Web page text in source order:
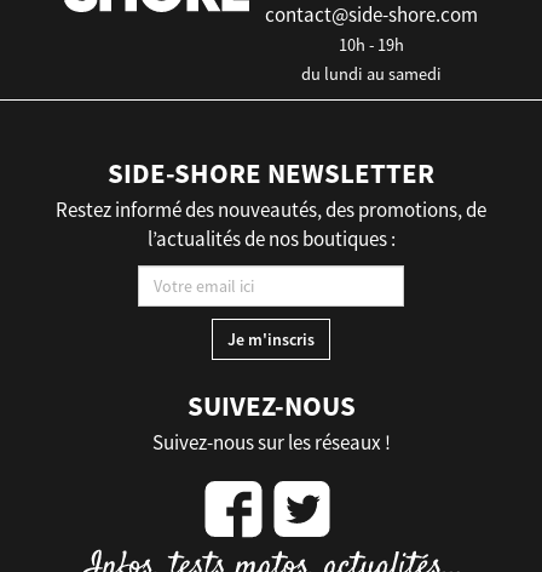
contact@side-shore.com
10h - 19h
du lundi au samedi
SIDE-SHORE NEWSLETTER
Restez informé des nouveautés, des promotions, de
l’actualités de nos boutiques :
SUIVEZ-NOUS
Suivez-nous sur les réseaux !